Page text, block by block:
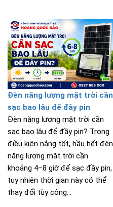
Đèn năng lượng mặt trời cần
sạc bao lâu để đầy pin
Đèn năng lượng mặt trời cần
sạc bao lâu để đầy pin? Trong
điều kiện nắng tốt, hầu hết đèn
năng lượng mặt trời cần
khoảng 4–8 giờ để sạc đầy pin,
tuy nhiên thời gian này có thể
thay đổi tùy công...